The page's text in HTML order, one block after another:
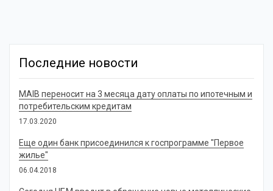
Последние новости
MAIB переносит на 3 месяца дату оплаты по ипотечным и
потребительским кредитам
17.03.2020
Еще один банк присоединился к госпрограмме "Первое
жилье"
06.04.2018